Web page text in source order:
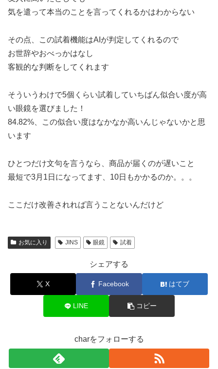
気を遣って本当のことを言ってくれるかはわからない
その点、この試着機能はAIが判定してくれるので
お世辞やおべっかはなし
客観的な判断をしてくれます
そういうわけで5個くらい試着していちばん似合い度が高
い眼鏡を選びました！
84.82%、この似合い度はなかなか高いんじゃないかと思
います
ひとつだけ文句を言うなら、商品が届くのが遅いこと
最短で3月1日になってます、10日もかかるのか。。。
ここだけ改善されれば言うことないんだけど
お気に入り JINS 眼鏡 試着
シェアする
X Facebook はてブ
LINE コピー
charをフォローする